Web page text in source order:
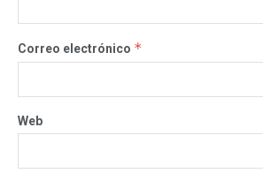
Correo electrónico *
Web